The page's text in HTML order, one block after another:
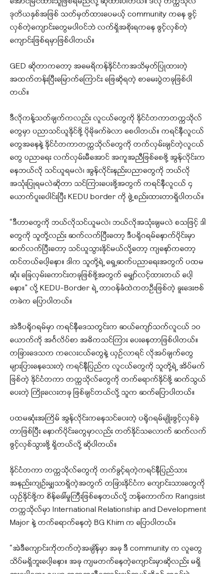
ဒုတိယနှစ်အဖြစ် သတ်မှတ်ထားပေမယ့် community ကနေ ဖွင့်
လှစ်တဲ့ကျောင်းတွေမပါဝင်ဘဲ လက်ရှိအစိုးရကနေ ဖွင့်လှစ်တဲ့
ကျောင်းဖြစ်ရမှာဖြစ်ပါတယ်။
GED ဆိုတာကတော့ အမေရိကန်နိုင်ငံကအသိမှတ်ပြုထားတဲ့
အထက်တန်းပြီးမြောက်ကြောင်း ဖြေဆိုရတဲ့ စာမေးပွဲတခုဖြစ်ပါ
တယ်။
ဒီလိုကန့်သတ်ချက်ကလည်း လူငယ်တွေကို နိုင်ငံတကာတက္ကသိုလ်
တွေမှာ ပညာသင်ယူနိုင်ဖို့ ပိုမိုခက်ခဲလာ စေပါတယ်။ ကရင်နီလူငယ်
တွေအနေနဲ့ နိုင်ငံတကာတက္ကသိုလ်တွေကို တက်လှမ်းချင်တဲ့လူငယ်
တွေ ပညာရေး လက်လှမ်းမီအောင် အကူအညီဖြစ်စေဖို့ အွန်လိုင်းက
နေဘယ်လို သင်ယူရမလဲ၊ အွန်လိုင်းနည်းပညာတွေကို ဘယ်လို
အသုံးပြုရမလဲဆိုတာ သင်ကြားပေးဖို့အတွက် ကရင်နီလူငယ် ၄
ယောက်ပူးပေါင်းပြီး KEDU border ကို ဖွဲ့စည်းထားတာရှိပါတယ်။
“ဒီဟာတွေကို ဘယ်လိုသင်ယူမလဲ၊ ဘယ်လိုအသုံးချမလဲ စသဖြင့် ဒါ
တွေကို သူတို့လည်း ဆက်လက်ပြီးတော့ ဒီပရိုဂရမ်နောက်ပိုင်းမှာ
ဆက်လက်ပြီးတော့ သင်ယူသွားနိုင်မယ်လို့တော့ ကျနော်ကတော့
ထင်တယ်ပေါ့နော။ ဒါက သူတို့ရဲ့ ‌ရှေ့ဆက်ပညာရေးအတွက် ပထမ
ဆုံး ခြေလှမ်းကောင်းတခုဖြစ်ဖို့အတွက် မျှော်လင့်ထားတယ် ပေါ့
နော။” လို့ KEDU-Border ရဲ့ တာဝန်ခံထဲကတဦးဖြစ်တဲ့ ခူးဒေးဗစ်
တခဲက ပြောပါတယ်။
အဲဒီပရိုဂရမ်မှာ ကရင်နီဒေသတွင်းက ဆယ်ကျော်သက်လူငယ် ၁၀
ယောက်ကို အင်္ဂလိပ်စာ အဓိကသင်ကြား ပေးနေတာဖြစ်ပါတယ်။
တခြားဒေသက ကလေးငယ်တွေနဲ့ ယှဥ်လာရင် လိုအပ်ချက်တွေ
များပြားနေသေးတဲ့ ကရင်နီပြည်က လူငယ်တွေကို သူတို့ရဲ့ အိပ်မက်
ဖြစ်တဲ့ နိုင်ငံတကာ တက္ကသိုလ်တွေကို တက်ရောက်နိုင်ဖို့ ဆက်သွယ်
ပေးတဲ့ ကြိုးလေးတခု ဖြစ်ချင်တယ်လို့ သူက ဆက်ပြောပါတယ်။
ပထမဆုံးအကြိမ် အွန်လိုင်းကနေသင်ပေးတဲ့ ပရိုဂရမ်မျိုးဖွင့်လှစ်ခဲ့
တာဖြစ်ပြီး နောက်ပိုင်းတွေမှာလည်း တတ်နိုင်သလောက် ဆက်လက်
ဖွင့်လှစ်သွားဖို့ ရှိတယ်လို့ ဆိုပါတယ်။
နိုင်ငံတကာ တက္ကသိုလ်တွေကို တက်ခွင့်ရတဲ့ကရင်နီပြည်သား
အနည်းကျဥ်းမျှသာရှိတဲ့အတွက် တခြားနိုင်ငံက ကျောင်းသားတွေကို
ယှဥ်နိုင်ဖို့က စိန်ခေါ်မှုကြီးဖြစ်နေတယ်လို့ ဘန်ကောက်က Rangsist
တက္ကသိုလ်မှာ International Relationship and Development
Major နဲ့ တက်ရောက်နေတဲ့ BG Khim က ပြောပါတယ်။
“အဲဒီကျောင်းကိုတက်တဲ့အချိန်မှာ အခု ဒီ community က လူတွေ
သိပ်မရှိဘူးပေါ့နော။ အခု ကျမတက်နေတဲ့ကျောင်းမှာဆိုလည်း မရှိ